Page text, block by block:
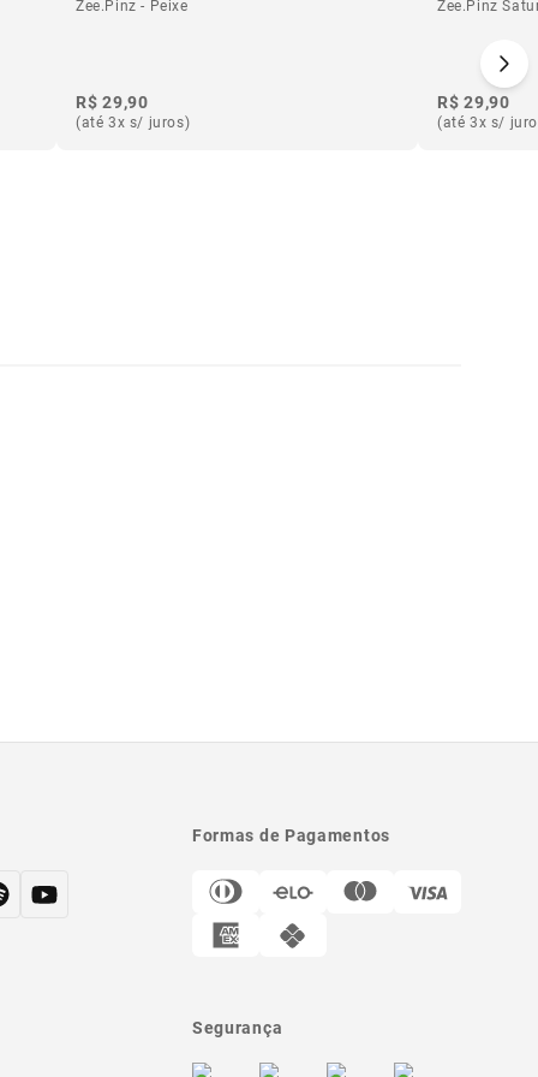
Zee.Pinz - Peixe
R$ 29,90
(até 3x s/ juros)
Zee.Pinz
R$ 29,90
(até 3x s/
Formas de Pagamentos
Segurança